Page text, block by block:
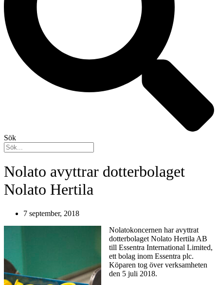
Sök
Nolato avyttrar dotterbolaget
Nolato Hertila
7 september, 2018
Nolatokoncernen har avyttrat
dotterbolaget Nolato Hertila AB
till Essentra International Limited,
ett bolag inom Essentra plc.
Köparen tog över verksamheten
den 5 juli 2018.